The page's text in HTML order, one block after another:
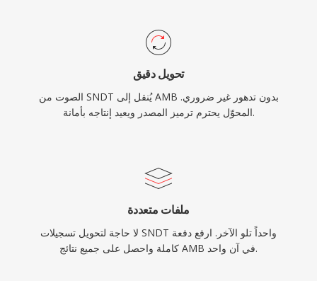
تحويل دقيق
الصوت من SNDT يُنقل إلى AMB بدون تدهور غير ضروري.
المحوّل يحترم ترميز المصدر ويعيد إنتاجه بأمانة.
ملفات متعددة
لا حاجة لتحويل تسجيلات SNDT واحداً تلو الآخر. ارفع دفعة
كاملة واحصل على جميع نتائج AMB في آن واحد.